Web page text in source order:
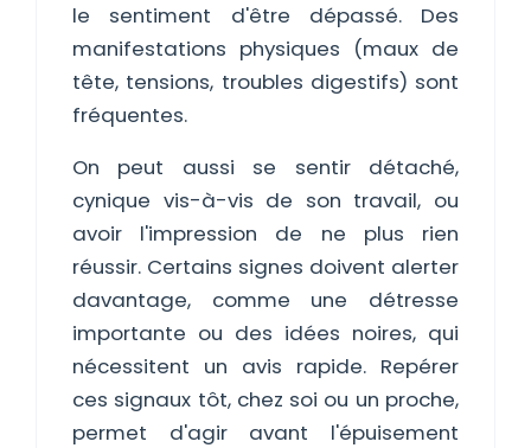
le sentiment d'être dépassé. Des
manifestations physiques (maux de
tête, tensions, troubles digestifs) sont
fréquentes.
On peut aussi se sentir détaché,
cynique vis-à-vis de son travail, ou
avoir l'impression de ne plus rien
réussir. Certains signes doivent alerter
davantage, comme une détresse
importante ou des idées noires, qui
nécessitent un avis rapide. Repérer
ces signaux tôt, chez soi ou un proche,
permet d'agir avant l'épuisement